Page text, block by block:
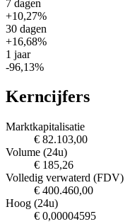
7 dagen
+10,27%
30 dagen
+16,68%
1 jaar
-96,13%
Kerncijfers
Marktkapitalisatie
€ 82.103,00
Volume (24u)
€ 185,26
Volledig verwaterd (FDV)
€ 400.460,00
Hoog (24u)
€ 0,00004595